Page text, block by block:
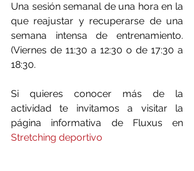
Una sesión semanal de una hora en la
que reajustar y recuperarse de una
semana intensa de entrenamiento.
(Viernes de 11:30 a 12:30 o de 17:30 a
18:30.
Si quieres conocer más de la
actividad te invitamos a visitar la
Stretching deportivo